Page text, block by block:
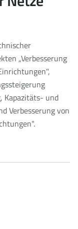
„Verbesserung
Kapazitäts- und
Verbesserung von